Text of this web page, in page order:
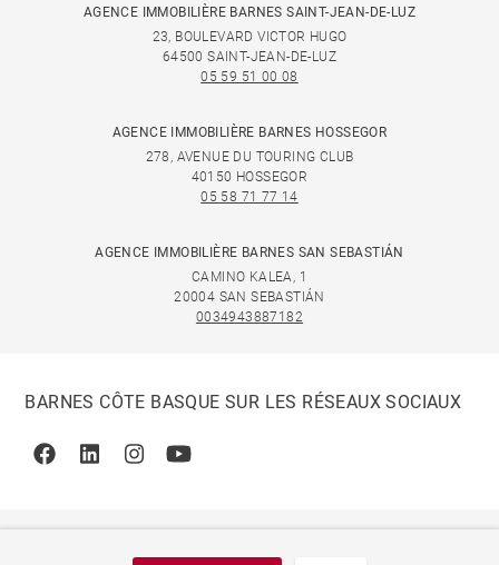
AGENCE IMMOBILIÈRE BARNES SAINT-JEAN-DE-LUZ
23, BOULEVARD VICTOR HUGO
64500 SAINT-JEAN-DE-LUZ
05 59 51 00 08
AGENCE IMMOBILIÈRE BARNES HOSSEGOR
278, AVENUE DU TOURING CLUB
40150 HOSSEGOR
05 58 71 77 14
AGENCE IMMOBILIÈRE BARNES SAN SEBASTIÁN
CAMINO KALEA, 1
20004 SAN SEBASTIÁN
0034943887182
BARNES CÔTE BASQUE SUR LES RÉSEAUX SOCIAUX
FacebookLinkedinInstagramYoutube